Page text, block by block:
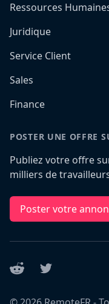
Ressources
Juridique
Service Client
Sales
Finance
POSTER UNE OFFRE
Publiez votre offre
milliers de
Poster votre
Reddit Twitter